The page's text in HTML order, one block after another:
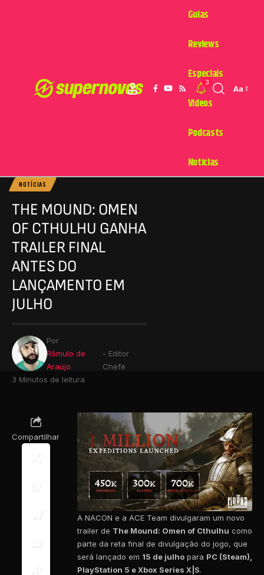
Guias
Reviews
Especiais
Videos
Podcasts
Notícias
3
Aa
NOTÍCIAS
THE MOUND: OMEN
OF CTHULHU GANHA
TRAILER FINAL
ANTES DO
LANÇAMENTO EM
JULHO
Por
Rômulo de
Araújo
- Editor
Chefe
3 Minutos de leitura
Compartilhar
A NACON e a ACE Team divulgaram um novo
trailer de The Mound: Omen of Cthulhu como
parte da reta final de divulgação do jogo, que
será lançado em 15 de julho para PC (Steam),
PlayStation 5 e Xbox Series X|S.